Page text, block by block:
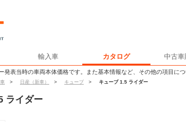
輸入車 カタログ 中古
発表当時の車両本体価格です。また基本情報など、その他の項目に
> 日産（新車） > キューブ > キューブ 1.5 ライダー
ライダー